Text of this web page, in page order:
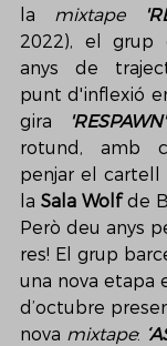
la mixtape
2022), el grup
anys de
punt d'inflexió
gira
rotund, amb
penjar el cartell
la Sala Wolf de
Però deu anys
res! El grup
una nova etapa
d’octubre
nova mixtape: